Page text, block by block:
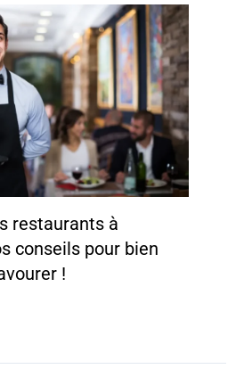
restaurants à
conseils pour bien
!